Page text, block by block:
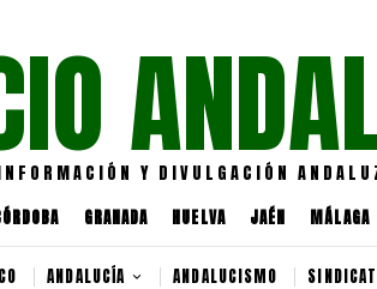
Y DIVULGACIÓN
GRANADA HUELVA JAÉN MÁLAGA
ANDALUCÍA ANDALUCISMO